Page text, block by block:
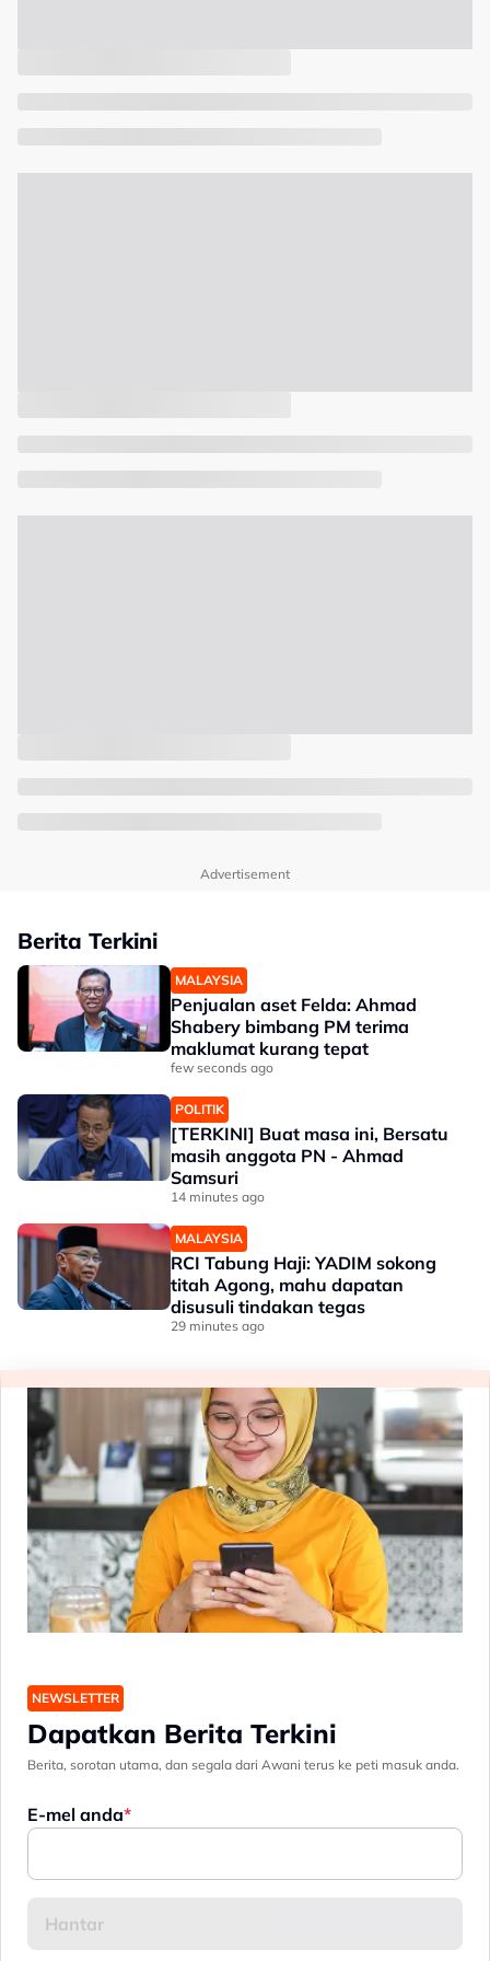
Advertisement
Berita Terkini
MALAYSIA
Penjualan aset Felda: Ahmad
Shabery bimbang PM terima
maklumat kurang tepat
few seconds ago
POLITIK
[TERKINI] Buat masa ini, Bersatu
masih anggota PN - Ahmad
Samsuri
14 minutes ago
MALAYSIA
RCI Tabung Haji: YADIM sokong
titah Agong, mahu dapatan
disusuli tindakan tegas
29 minutes ago
NEWSLETTER
Dapatkan Berita Terkini
Berita, sorotan utama, dan segala dari Awani terus ke peti masuk anda.
E-mel anda